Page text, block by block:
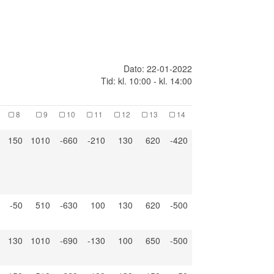
Dato: 22-01-2022
Tid: kl. 10:00 - kl. 14:00
8 9 10 11 12 13 14
150 1010 -660 -210 130 620 -420
-50 510 -630 100 130 620 -500
130 1010 -690 -130 100 650 -500